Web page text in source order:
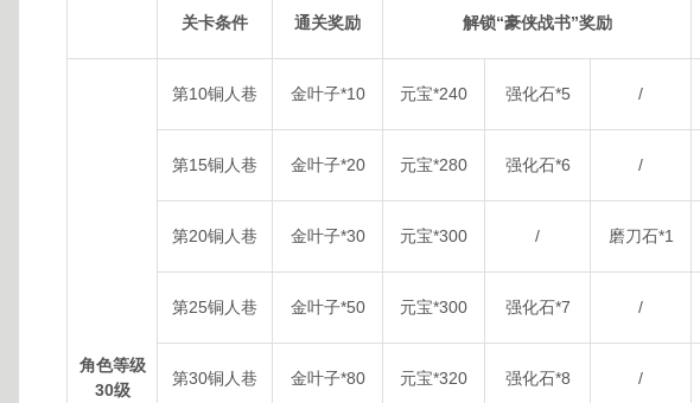
关卡条件 通关奖励 解锁“豪侠战书”奖励
角色等级
30级
第10铜人巷 金叶子*10 元宝*240 强化石*5 /
第15铜人巷 金叶子*20 元宝*280 强化石*6 /
第20铜人巷 金叶子*30 元宝*300 / 磨刀石*1
第25铜人巷 金叶子*50 元宝*300 强化石*7 /
第30铜人巷 金叶子*80 元宝*320 强化石*8 /